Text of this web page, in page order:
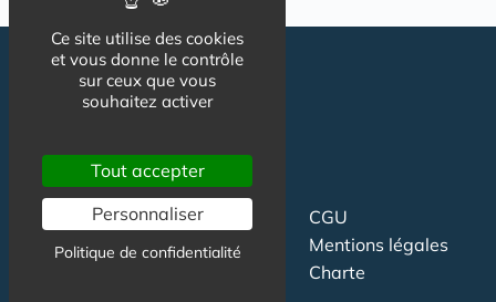
Suivez-nous
CGU
Mentions légales
Charte
Ce site utilise des cookies
et vous donne le contrôle
sur ceux que vous
souhaitez activer
Tout accepter
Personnaliser
Politique de confidentialité